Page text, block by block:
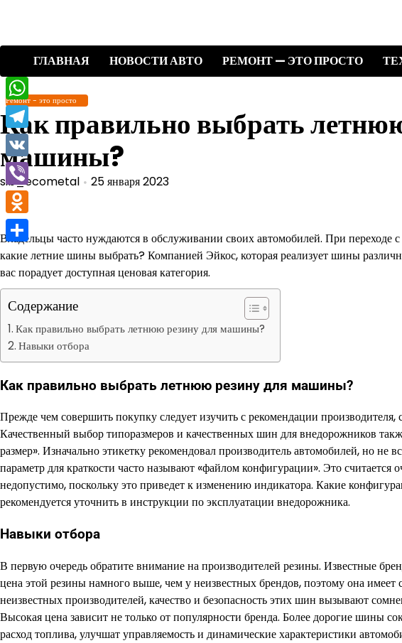
содержимому
ГЛАВНАЯ
НОВОСТИ АВТО РЕМОНТ — ЭТО ПРОСТО
Ремонт - это просто
Как правильно выбрать
машины?
sib_ecometal 25 января 2023
Владельцы часто нуждаются в обслуживании своих автомобилей. При переходе с
какие летние шины выбрать? Компанией Эйкос, которая реализует шины
вас порадует доступная ценовая категория.
Содержание
Как правильно выбрать летнюю резину для машины?
Навыки отбора
Как правильно выбрать летнюю резину для машины?
Прежде чем совершить покупку следует изучить с рекомендации
Качественный выбор типоразмеров и качественных шин для внедорожников
размер». Изначально этикетку рекомендовал производитель автомобилей, но
параметр для краткости часто называют «файлом конфигурации». Это
недопустимо, поскольку это приведет к изменению индикатора. Какие
рекомендуется уточнить в инструкции по эксплуатации внедорожника.
Навыки отбора
В первую очередь обратите внимание на производителей резины. Известные
цена этой резины намного выше, чем у неизвестных брендов, поэтому она
неизвестных производителей, качество и безопасность этих шин вызывают
Высокая цена зависит не только от популярности бренда. Более дорогие шины
расход топлива, улучшат управляемость и динамические характеристики
WhatsApp
Telegram
VK
Viber
Odnoklassniki
Отправить